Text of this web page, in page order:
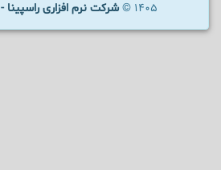
1405 ©
شرکت نرم افزاری راسپینا - Raspina Cloud